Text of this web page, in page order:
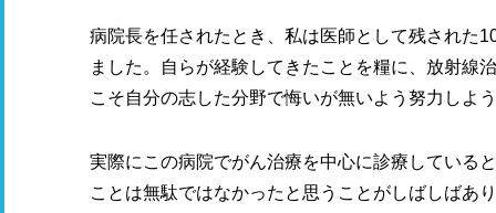
病院長を任されたとき、私は医師として残された
ました。自らが経験してきたことを糧に、放射線
こそ自分の志した分野で悔いが無いよう努力しよ
実際にこの病院でがん治療を中心に診療している
ことは無駄ではなかったと思うことがしばしばあ